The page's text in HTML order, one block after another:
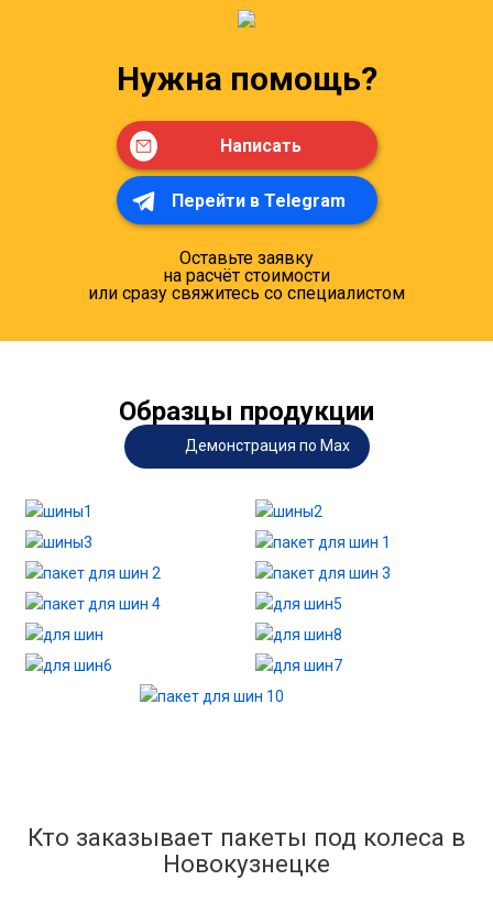
Нужна помощь?
Написать
Перейти в Telegram
Оставьте заявку
на расчёт стоимости
или сразу свяжитесь со специалистом
Образцы продукции
Демонстрация по Max
Кто заказывает пакеты под колеса в
Новокузнецке